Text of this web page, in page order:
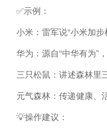
✅示例：
小米：雷军说“小米加
华为：源自“中华有为”
三只松鼠：讲述森林里
元气森林：传递健康、
💡操作建议：